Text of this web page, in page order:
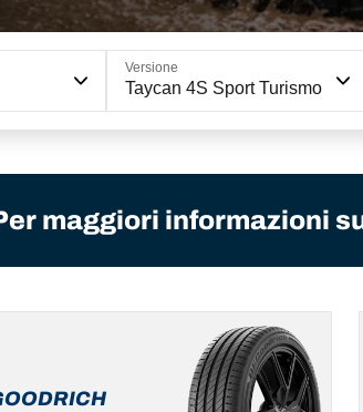
Versione
Taycan 4S Sport Turismo
maggiori informazioni